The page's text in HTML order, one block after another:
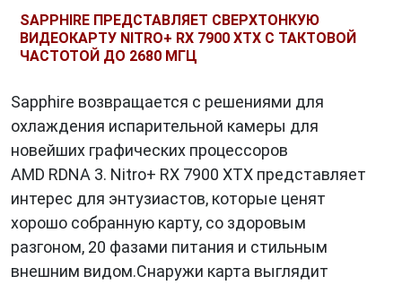
SAPPHIRE ПРЕДСТАВЛЯЕТ СВЕРХТОНКУЮ
ВИДЕОКАРТУ NITRO+ RX 7900 XTX С ТАКТОВОЙ
ЧАСТОТОЙ ДО 2680 МГЦ
Sapphire возвращается с решениями для
охлаждения испарительной камеры для
новейших графических процессоров
AMD RDNA 3. Nitro+ RX 7900 XTX представляет
интерес для энтузиастов, которые ценят
хорошо собранную карту, со здоровым
разгоном, 20 фазами питания и стильным
внешним видом.Снаружи карта выглядит